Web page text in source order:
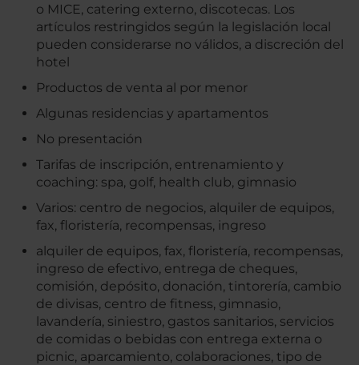
o MICE, catering externo, discotecas. Los
artículos restringidos según la legislación local
pueden considerarse no válidos, a discreción del
hotel
Productos de venta al por menor
Algunas residencias y apartamentos
No presentación
Tarifas de inscripción, entrenamiento y
coaching: spa, golf, health club, gimnasio
Varios: centro de negocios, alquiler de equipos,
fax, floristería, recompensas, ingreso
alquiler de equipos, fax, floristería, recompensas,
ingreso de efectivo, entrega de cheques,
comisión, depósito, donación, tintorería, cambio
de divisas, centro de fitness, gimnasio,
lavandería, siniestro, gastos sanitarios, servicios
de comidas o bebidas con entrega externa o
picnic, aparcamiento, colaboraciones, tipo de